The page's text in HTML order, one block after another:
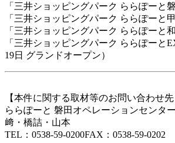
「三井ショッピングパーク ららぽーと磐
「三井ショッピングパーク ららぽーと甲
「三井ショッピングパーク ららぽーと和
「三井ショッピングパーク ららぽーと
19日 グランドオープン）
【本件に関する取材等のお問い合わせ先
ららぽーと 磐田オペレーションセンタ
﨑・橋詰・山本
TEL：0538-59-0200FAX：0538-59-0202